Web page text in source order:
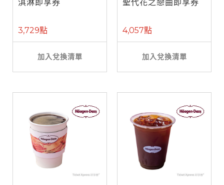
淇淋即享券
3,729點
加入兌換清單
聖代花之戀曲即享券
4,057點
加入兌換清單